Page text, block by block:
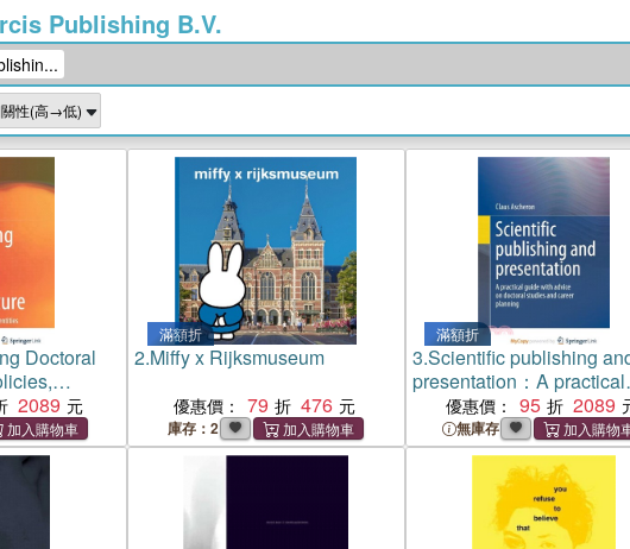
Publishing B.V.
Doctoral
2089
滿額折
2.Miffy x Rijksmuseum
優惠價： 79 476
庫存：2
滿額折
3.Scientific publishing
presentation：A practical
guide with advice on
studies and career
優惠價： 95 2089
無庫存